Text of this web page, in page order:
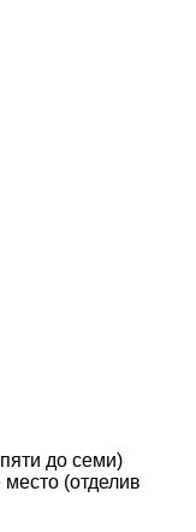
до семи)
(отделив